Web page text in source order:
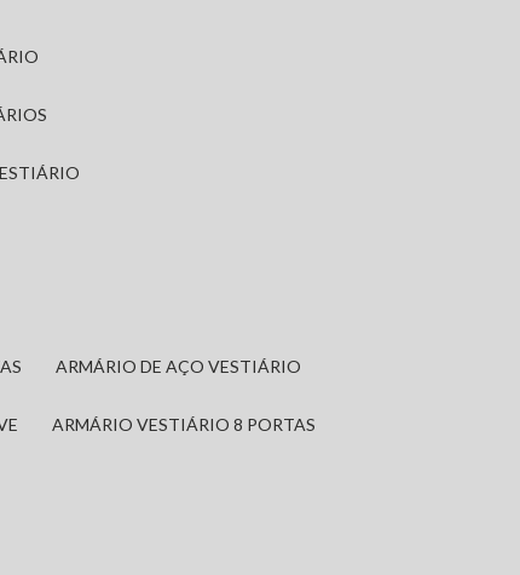
ARMÁRIO DE AÇO VESTIÁRIO
ARMÁRIO VESTIÁRIO 8 PORTAS